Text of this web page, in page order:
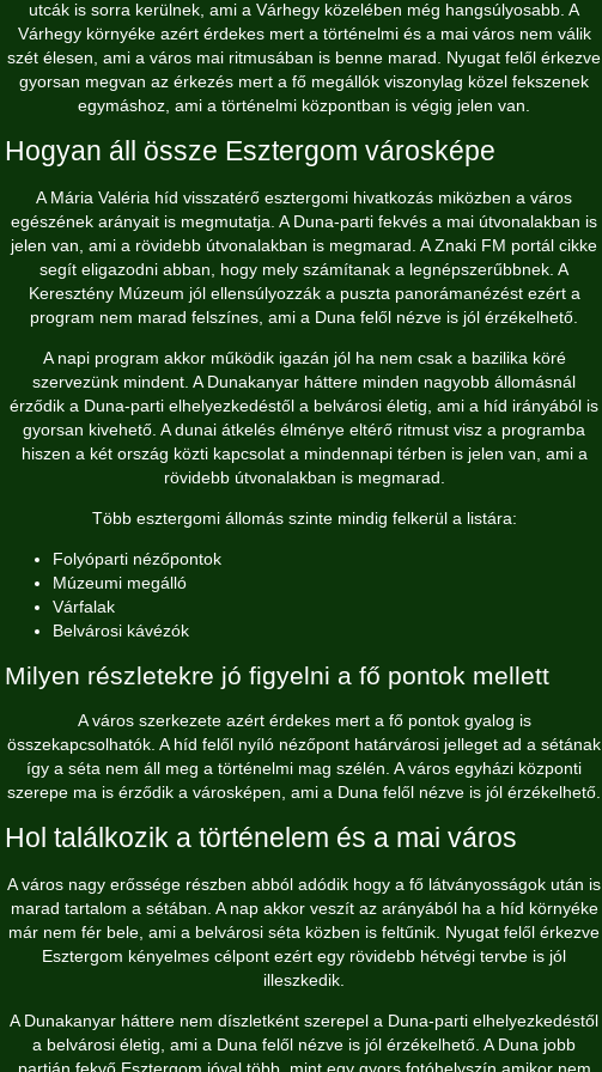
utcák is sorra kerülnek, ami a Várhegy közelében még hangsúlyosabb. A
Várhegy környéke azért érdekes mert a történelmi és a mai város nem válik
szét élesen, ami a város mai ritmusában is benne marad. Nyugat felől érkezve
gyorsan megvan az érkezés mert a fő megállók viszonylag közel fekszenek
egymáshoz, ami a történelmi központban is végig jelen van.
Hogyan áll össze Esztergom városképe
A Mária Valéria híd visszatérő esztergomi hivatkozás miközben a város
egészének arányait is megmutatja. A Duna-parti fekvés a mai útvonalakban is
jelen van, ami a rövidebb útvonalakban is megmarad. A Znaki FM portál cikke
segít eligazodni abban, hogy mely számítanak a legnépszerűbbnek. A
Keresztény Múzeum jól ellensúlyozzák a puszta panorámanézést ezért a
program nem marad felszínes, ami a Duna felől nézve is jól érzékelhető.
A napi program akkor működik igazán jól ha nem csak a bazilika köré
szervezünk mindent. A Dunakanyar háttere minden nagyobb állomásnál
érződik a Duna-parti elhelyezkedéstől a belvárosi életig, ami a híd irányából is
gyorsan kivehető. A dunai átkelés élménye eltérő ritmust visz a programba
hiszen a két ország közti kapcsolat a mindennapi térben is jelen van, ami a
rövidebb útvonalakban is megmarad.
Több esztergomi állomás szinte mindig felkerül a listára:
Folyóparti nézőpontok
Múzeumi megálló
Várfalak
Belvárosi kávézók
Milyen részletekre jó figyelni a fő pontok mellett
A város szerkezete azért érdekes mert a fő pontok gyalog is
összekapcsolhatók. A híd felől nyíló nézőpont határvárosi jelleget ad a sétának
így a séta nem áll meg a történelmi mag szélén. A város egyházi központi
szerepe ma is érződik a városképen, ami a Duna felől nézve is jól érzékelhető.
Hol találkozik a történelem és a mai város
A város nagy erőssége részben abból adódik hogy a fő látványosságok után is
marad tartalom a sétában. A nap akkor veszít az arányából ha a híd környéke
már nem fér bele, ami a belvárosi séta közben is feltűnik. Nyugat felől érkezve
Esztergom kényelmes célpont ezért egy rövidebb hétvégi tervbe is jól
illeszkedik.
A Dunakanyar háttere nem díszletként szerepel a Duna-parti elhelyezkedéstől
a belvárosi életig, ami a Duna felől nézve is jól érzékelhető. A Duna jobb